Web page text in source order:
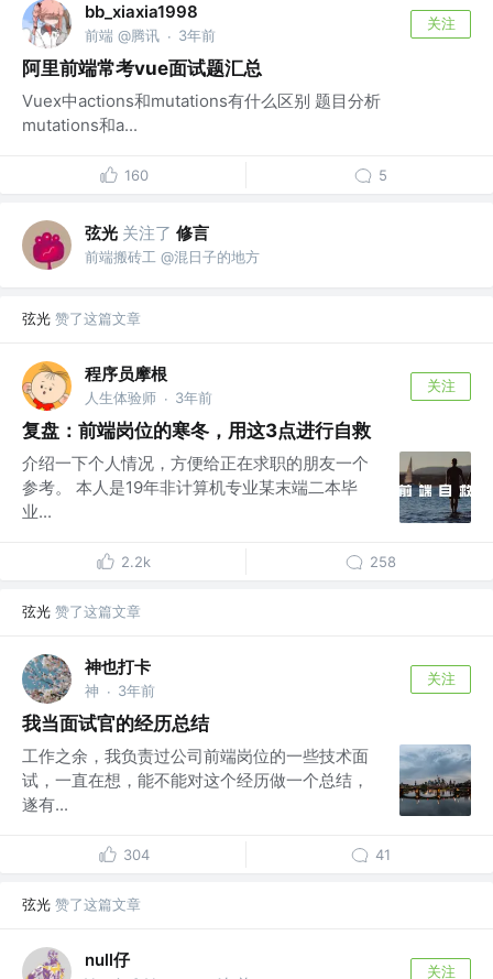
bb_xiaxia1998
前端 @腾讯 · 3年前
关注
阿里前端常考vue面试题汇总
Vuex中actions和mutations有什么区别 题目分析
mutations和a...
160 5
弦光 关注了 修言
前端搬砖工 @混日子的地方
弦光 赞了这篇文章
程序员摩根
人生体验师 · 3年前
关注
复盘：前端岗位的寒冬，用这3点进行自救
介绍一下个人情况，方便给正在求职的朋友一个
参考。 本人是19年非计算机专业某末端二本毕
业...
2.2k 258
弦光 赞了这篇文章
神也打卡
神 · 3年前
关注
我当面试官的经历总结
工作之余，我负责过公司前端岗位的一些技术面
试，一直在想，能不能对这个经历做一个总结，
遂有...
304 41
弦光 赞了这篇文章
null仔
关注